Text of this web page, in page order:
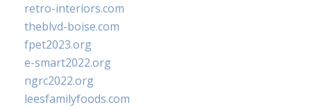
retro-interiors.com
theblvd-boise.com
fpet2023.org
e-smart2022.org
ngrc2022.org
leesfamilyfoods.com